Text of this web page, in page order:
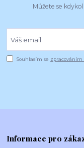
Můžete se
Souhlasím se zpracováním
Informace pro